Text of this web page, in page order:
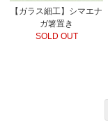
【ガラス細工】シマエナ
ガ箸置き
SOLD OUT